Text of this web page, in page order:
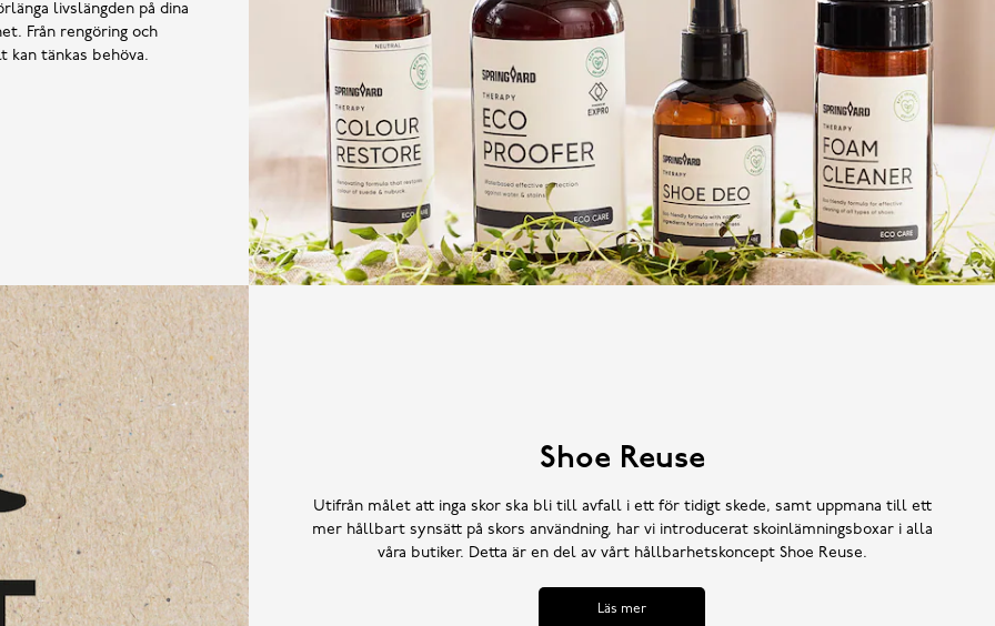
livslängden på dina
Från rengöring och
tänkas behöva.
Shoe Reuse
Utifrån målet att inga skor ska bli till avfall i ett för tidigt skede, samt uppmana till ett
mer hållbart synsätt på skors användning, har vi introducerat skoinlämningsboxar i alla
våra butiker. Detta är en del av vårt hållbarhetskoncept Shoe Reuse.
Läs mer